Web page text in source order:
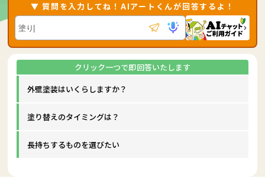
▼ 質問を入力してね！AIアートくんが回答するよ！
外壁塗装はいくらしますか？
塗り替えのタイミングは？
長持ちするものを選びたい